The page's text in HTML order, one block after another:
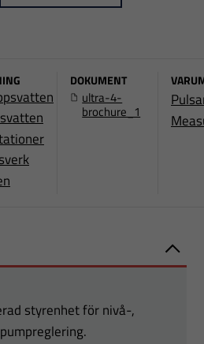
DOKUMENT
ultra-4-
brochure_1
styrenhet för nivå-,